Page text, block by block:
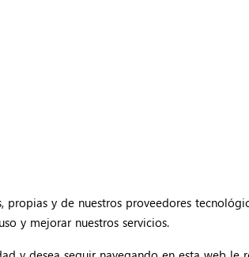
y de nuestros proveedores
y mejorar nuestros servicios.